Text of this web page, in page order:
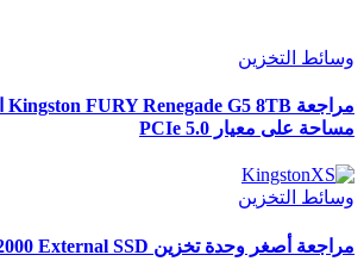
وسائط التخزين
مساحة على معيار PCIe 5.0
وسائط التخزين
مراجعة أصغر وحدة تخزين Kingston XS2000 External SSD